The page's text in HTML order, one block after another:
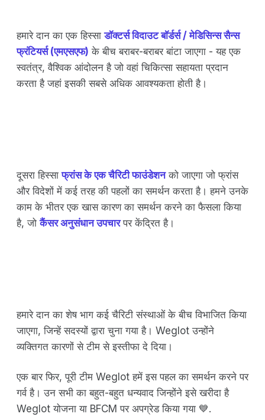
हमारे दान का एक हिस्साडॉक्टर्स विदाउट बॉर्डर्स / मेडिसिन्स सैन्स
फ्रंटियर्स (एमएसएफ) के बीच बराबर-बराबर बांटा जाएगा - यह एक
स्वतंत्र, वैश्विक आंदोलन है जो वहां चिकित्सा सहायता प्रदान
करता है जहां इसकी सबसे अधिक आवश्यकता होती है।
दूसरा हिस्साफ्रांस के एक चैरिटी फाउंडेशनको जाएगा जो फ्रांस
और विदेशों में कई तरह की पहलों का समर्थन करता है। हमने उनके
काम के भीतर एक खास कारण का समर्थन करने का फैसला किया
है, जोकैंसर अनुसंधान उपचारपर केंद्रित है।
हमारे दान का शेष भाग कई चैरिटी संस्थाओं के बीच विभाजित किया
जाएगा, जिन्हें सदस्यों द्वारा चुना गया है। Weglot उन्होंने
व्यक्तिगत कारणों से टीम से इस्तीफा दे दिया।
एक बार फिर, पूरी टीम Weglot हमें इस पहल का समर्थन करने पर
गर्व है। उन सभी का बहुत-बहुत धन्यवाद जिन्होंने इसे खरीदा है
Weglot योजना या BFCM पर अपग्रेड किया गया 💙.